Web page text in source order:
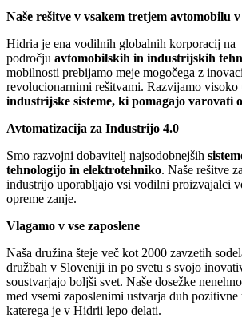
Naše rešitve v vsakem tretjem avtomobilu
Hidria je ena vodilnih globalnih korporacij na
področju avtomobilskih in industrijskih
mobilnosti prebijamo meje mogočega z
revolucionarnimi rešitvami. Razvijamo visoko
industrijske sisteme, ki pomagajo varovati
Avtomatizacija za Industrijo 4.0
Smo razvojni dobavitelj najsodobnejših
tehnologijo in elektrotehniko. Naše rešitve
industrijo uporabljajo vsi vodilni proizvajalci
opreme zanje.
Vlagamo v vse zaposlene
Naša družina šteje več kot 2000 zavzetih
družbah v Sloveniji in po svetu s svojo
soustvarjajo boljši svet. Naše dosežke
med vsemi zaposlenimi ustvarja duh pozitivne
katerega je v Hidrii lepo delati.